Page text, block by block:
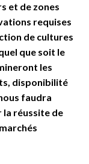
et de zones
requises
de cultures
que soit le
les
disponibilité
faudra
réussite de